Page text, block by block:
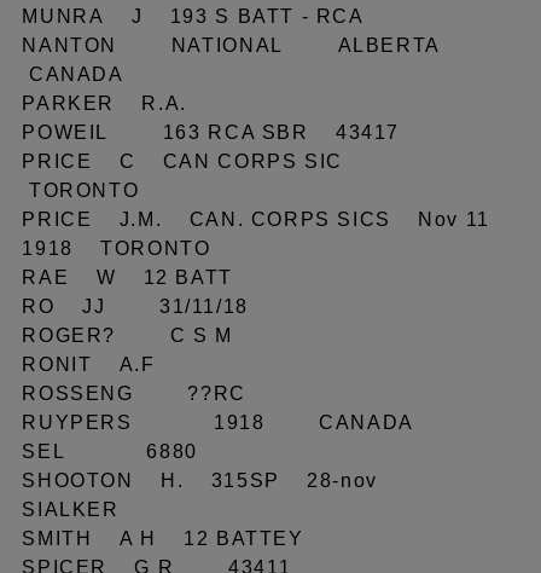
MUNRA J 193 S BATT - RCA
NANTON NATIONAL ALBERTA
CANADA
PARKER R.A.
POWEIL 163 RCA SBR 43417
PRICE C CAN CORPS SIC
TORONTO
PRICE J.M. CAN. CORPS SICS Nov 11
1918 TORONTO
RAE W 12 BATT
RO JJ 31/11/18
ROGER? C S M
RONIT A.F
ROSSENG ??RC
RUYPERS 1918 CANADA
SEL 6880
SHOOTON H. 315SP 28-nov
SIALKER
SMITH A H 12 BATTEY
SPICER G R 43411